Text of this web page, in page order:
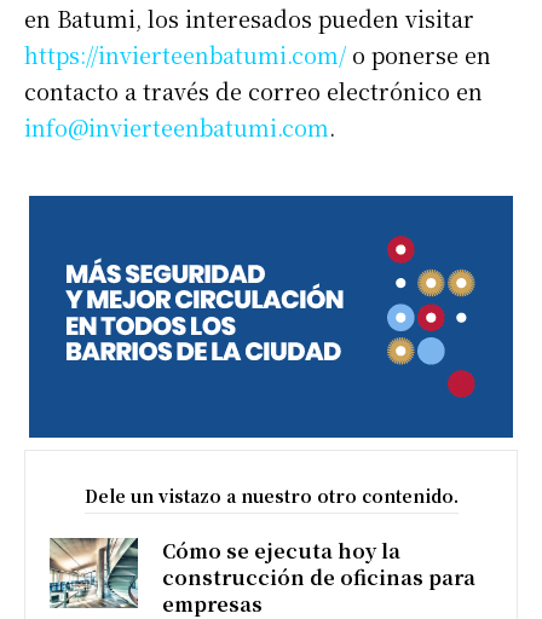
en Batumi, los interesados pueden visitar
https://invierteenbatumi.com/ o ponerse en
contacto a través de correo electrónico en
info@invierteenbatumi.com.
Dele un vistazo a nuestro otro contenido.
Cómo se ejecuta hoy la
construcción de oficinas para
empresas